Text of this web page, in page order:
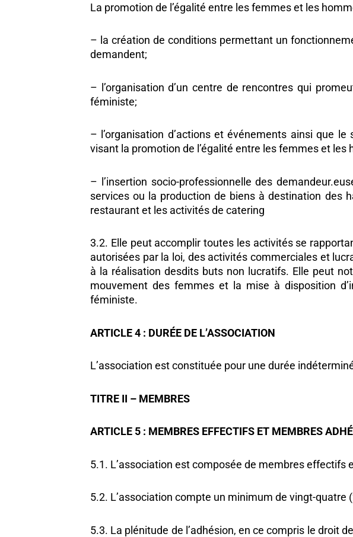
La promotion de l’égalité entre les femmes et les
– la création de conditions permettant un
demandent;
– l’organisation d’un centre de rencontres qui
féministe;
– l’organisation d’actions et événements ainsi que
visant la promotion de l’égalité entre les femmes et les
– l’insertion socio-professionnelle des
services ou la production de biens à destination des
restaurant et les activités de catering
3.2. Elle peut accomplir toutes les activités se
autorisées par la loi, des activités commerciales et
à la réalisation desdits buts non lucratifs. Elle peut
mouvement des femmes et la mise à disposition
féministe.
ARTICLE 4 : DURÉE DE L’ASSOCIATION
L’association est constituée pour une durée
TITRE II – MEMBRES
ARTICLE 5 : MEMBRES EFFECTIFS ET MEMBRES
5.1. L’association est composée de membres
5.2. L’association compte un minimum de vingt-
5.3. La plénitude de l’adhésion, en ce compris le droit